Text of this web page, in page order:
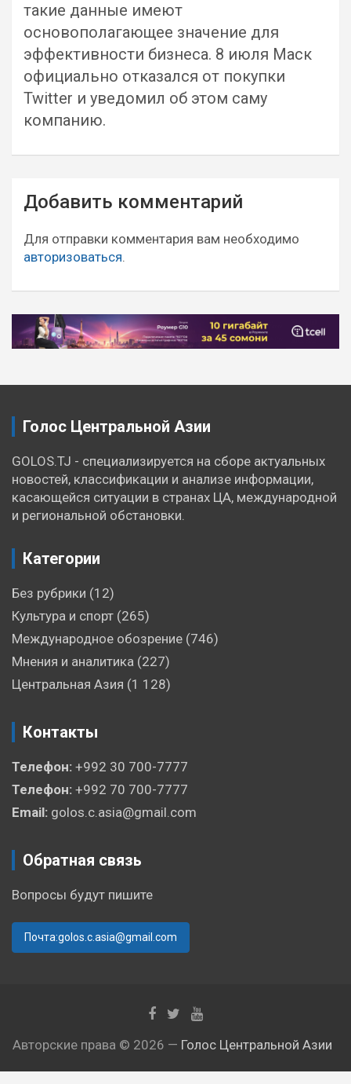
такие данные имеют
основополагающее значение для
эффективности бизнеса. 8 июля Маск
официально отказался от покупки
Twitter и уведомил об этом саму
компанию.
Навигация
по
записям
Добавить комментарий
Для отправки комментария вам необходимо
авторизоваться.
Голос Центральной Азии
GOLOS.TJ - специализируется на сборе актуальных
новостей, классификации и анализе информации,
касающейся ситуации в странах ЦА, международной
и региональной обстановки.
Категории
Без рубрики (12)
Культура и спорт (265)
Международное обозрение (746)
Мнения и аналитика (227)
Центральная Азия (1 128)
Контакты
Телефон: +992 30 700-7777
Телефон: +992 70 700-7777
Email: golos.c.asia@gmail.com
Обратная связь
Вопросы будут пишите
Почта:golos.c.asia@gmail.com
Авторские права © 2026 — Голос Центральной Азии